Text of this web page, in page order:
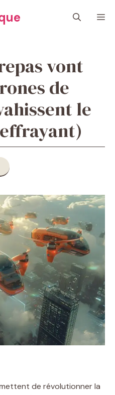
vont
de
le
de révolutionner la